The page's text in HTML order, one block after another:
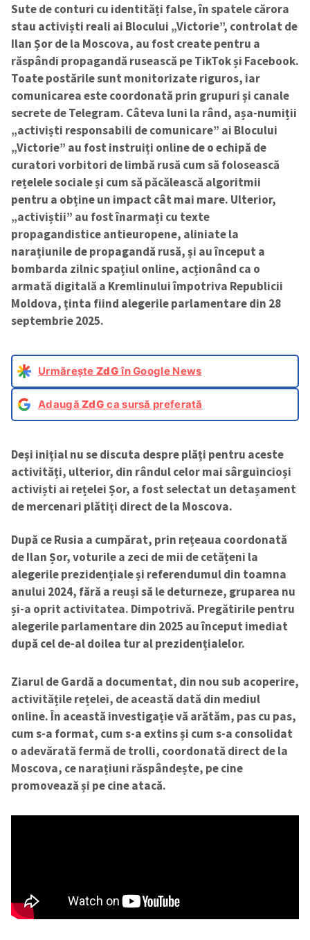
Sute de conturi cu identități false, în spatele cărora
stau activiști reali ai Blocului „Victorie”, controlat de
Ilan Șor de la Moscova, au fost create pentru a
răspândi propagandă rusească pe TikTok și Facebook.
Toate postările sunt monitorizate riguros, iar
comunicarea este coordonată prin grupuri și canale
secrete de Telegram. Câteva luni la rând, așa-numiții
„activiști responsabili de comunicare” ai Blocului
„Victorie” au fost instruiți online de o echipă de
curatori vorbitori de limbă rusă cum să folosească
rețelele sociale și cum să păcălească algoritmii
pentru a obține un impact cât mai mare. Ulterior,
„activiștii” au fost înarmați cu texte
propagandistice antieuropene, aliniate la
narațiunile de propagandă rusă, și au început a
bombarda zilnic spațiul online, acționând ca o
armată digitală a Kremlinului împotriva Republicii
Moldova, ținta fiind alegerile parlamentare din 28
septembrie 2025.
Urmărește ZdGîn Google News
AdaugăZdG ca sursă preferată
Deși inițial nu se discuta despre plăți pentru aceste
activități, ulterior, din rândul celor mai sârguincioși
activiști ai rețelei Șor, a fost selectat un detașament
de mercenari plătiți direct de la Moscova.
După ce Rusia a cumpărat, prin rețeaua coordonată
de Ilan Șor, voturile a zeci de mii de cetățeni la
alegerile prezidențiale și referendumul din toamna
anului 2024, fără a reuși să le deturneze, gruparea nu
și-a oprit activitatea. Dimpotrivă. Pregătirile pentru
alegerile parlamentare din 2025 au început imediat
după cel de-al doilea tur al prezidențialelor.
Ziarul de Gardă a documentat, din nou sub acoperire,
activitățile rețelei, de această dată din mediul
online. În această investigație vă arătăm, pas cu pas,
cum s-a format, cum s-a extins și cum s-a consolidat
o adevărată fermă de trolli, coordonată direct de la
Moscova, ce narațiuni răspândește, pe cine
promovează și pe cine atacă.